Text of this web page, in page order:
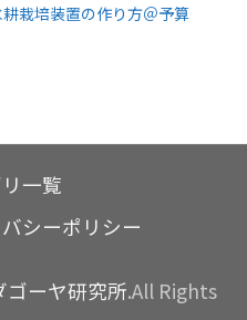
栽培装置の作り方＠予算
一覧
シーポリシー
ゴーヤ研究所.All Rights